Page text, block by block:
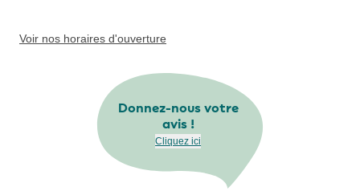
Voir nos horaires d'ouverture
Donnez-nous votre
avis !
Cliquez ici